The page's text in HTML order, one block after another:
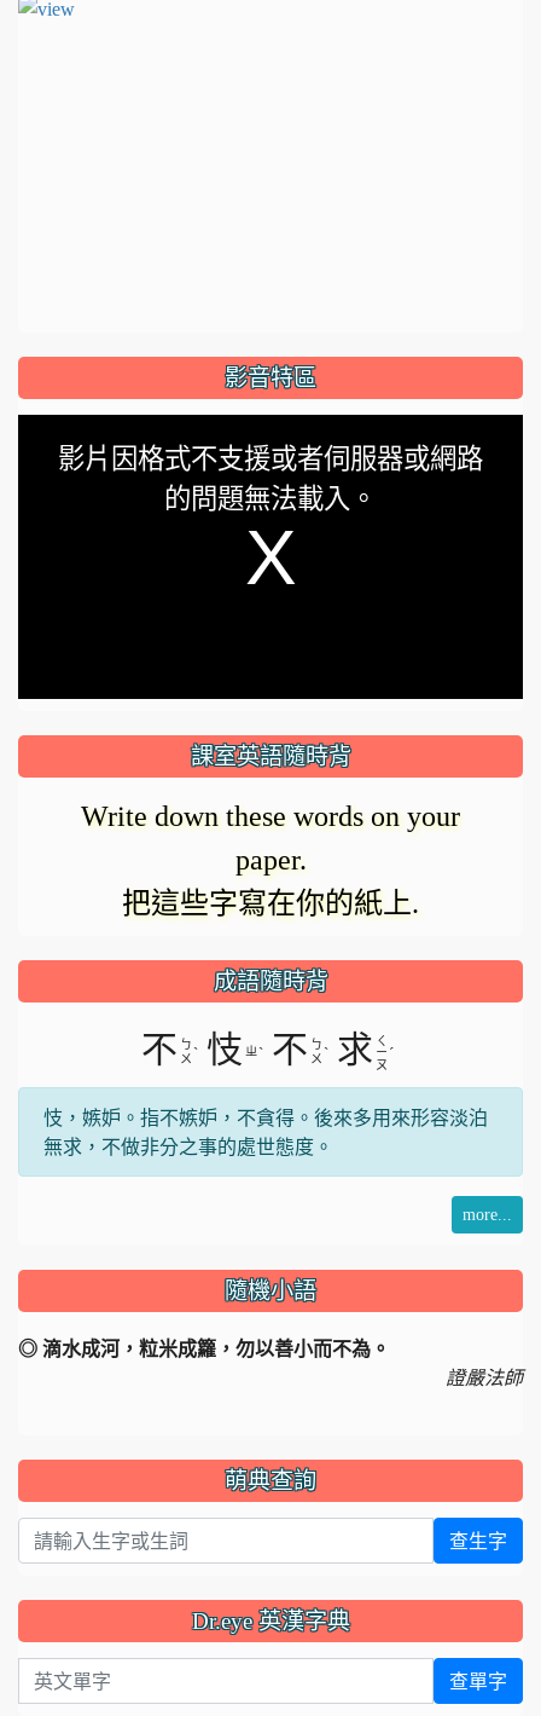
影音特區
影片因格式不支援或者伺服器或網路
的問題無法載入。
課室英語隨時背
Write down these words on your
paper.
把這些字寫在你的紙上.
成語隨時背
不 ㄅ
ㄨ ˋ 忮 ㄓ ˋ 不 ㄅ
ㄨ ˋ 求 ㄑ
ㄧ
ㄡ
ˊ
忮，嫉妒。指不嫉妒，不貪得。後來多用來形容淡泊
無求，不做非分之事的處世態度。
more...
隨機小語
◎ 滴水成河，粒米成籮，勿以善小而不為。
證嚴法師
萌典查詢
查生字
Dr.eye 英漢字典
英文單字 查單字